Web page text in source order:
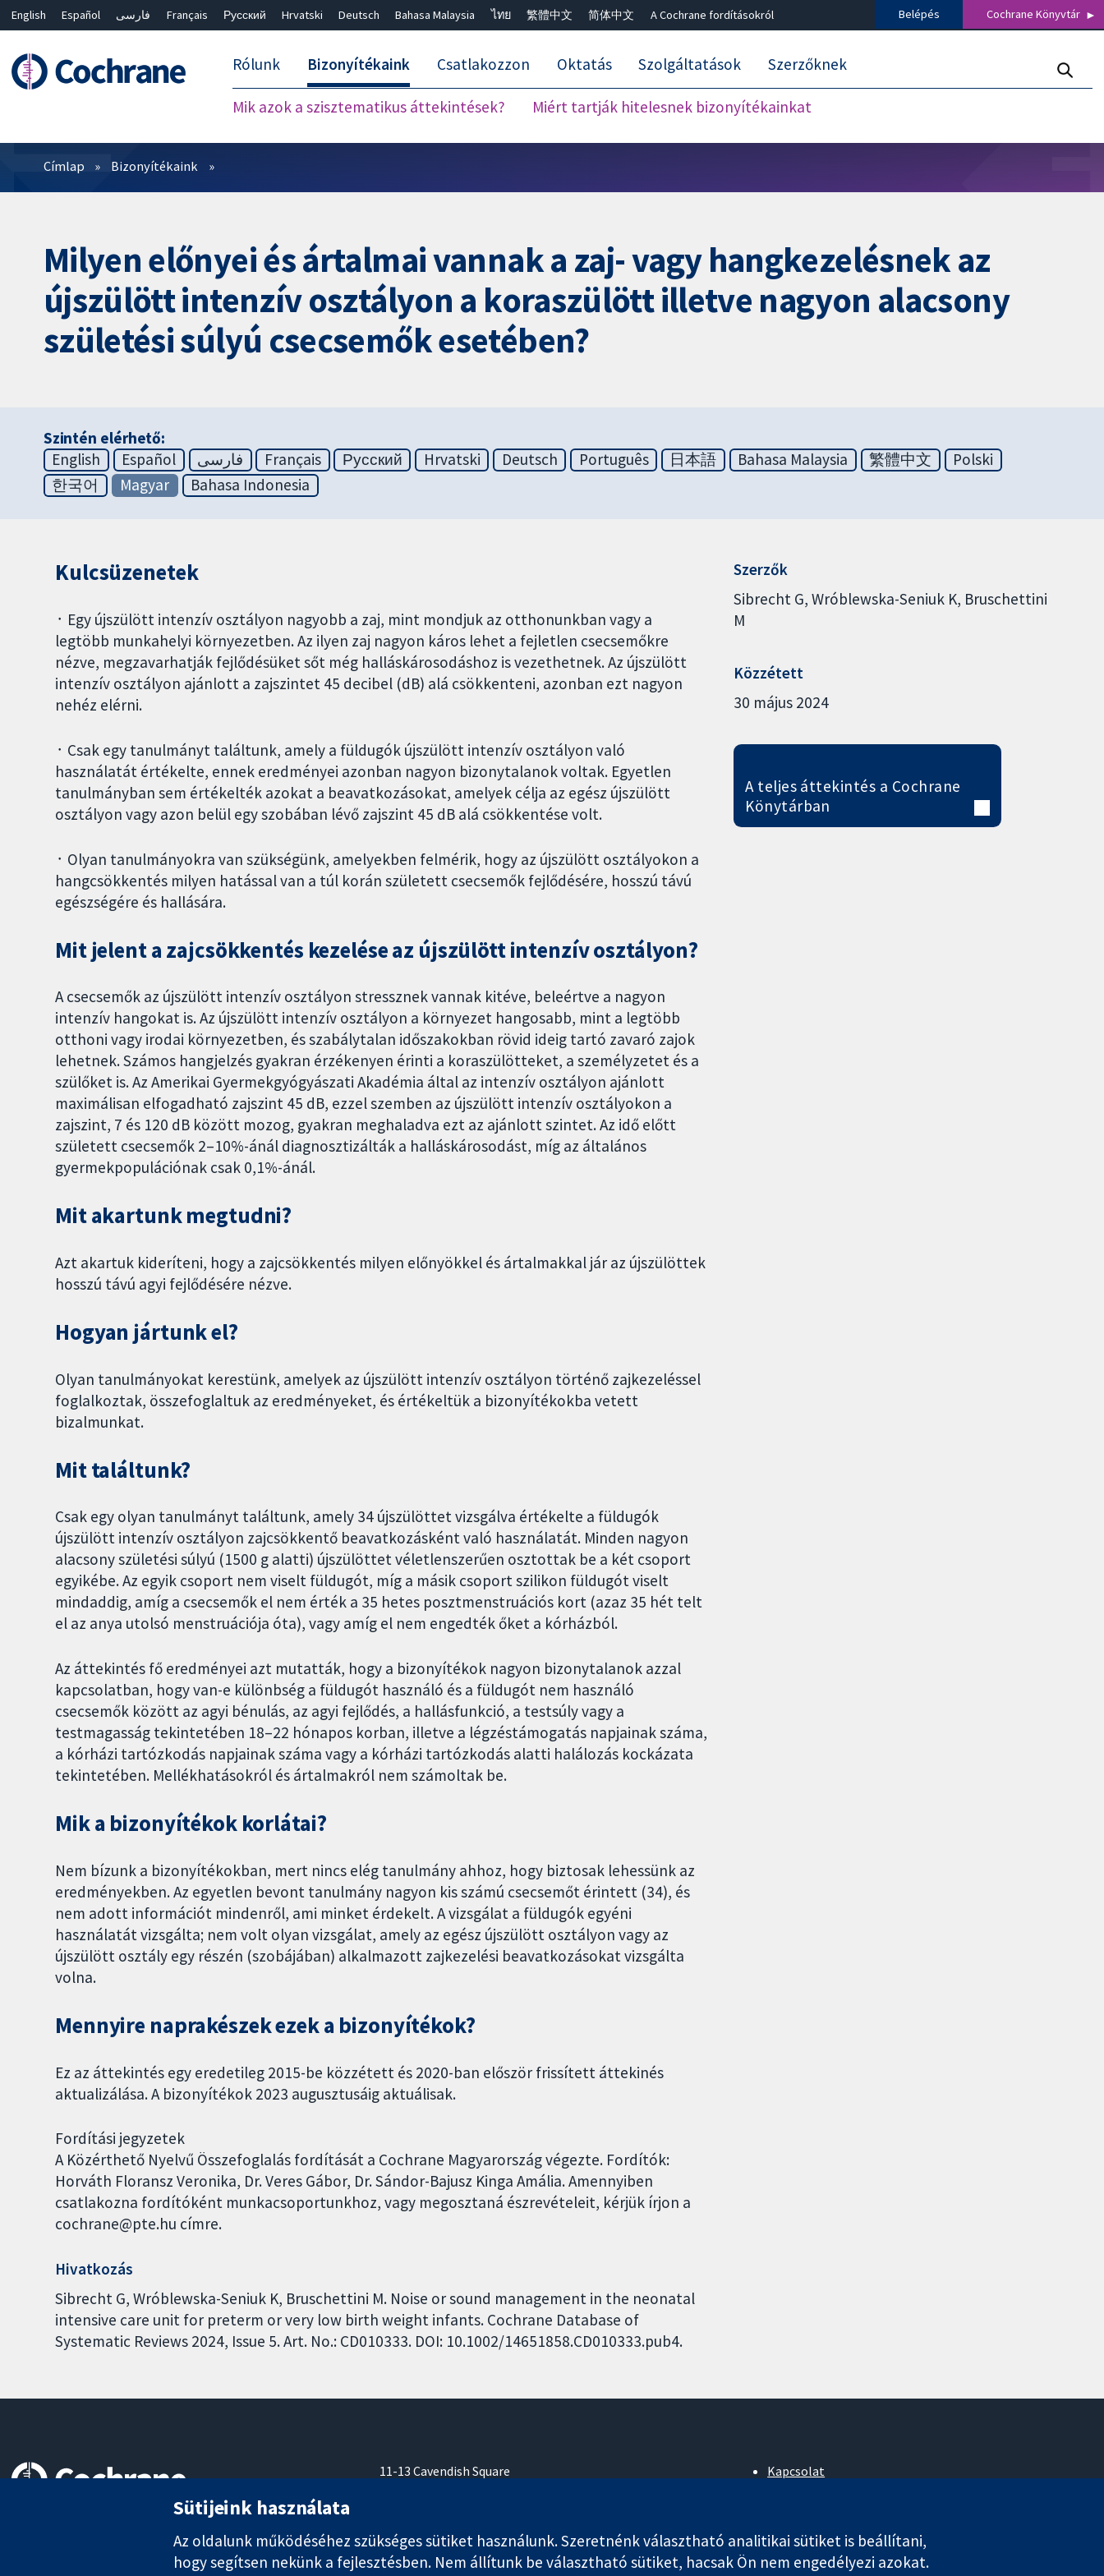
English Español فارسی Français Русский Hrvatski Deutsch Bahasa Malaysia ไทย 繁體中文 简体中文 A Cochrane fordításokról Belépés Cochrane Könyvtár
Rólunk Bizonyítékaink
Mik azok a szisztematikus áttekintések? Miért tartják hitelesnek bizonyítékainkat
Csatlakozzon Oktatás Szolgáltatások Szerzőknek
Szűrők
Címlap Bizonyítékaink
Milyen előnyei és ártalmai vannak a zaj- vagy hangkezelésnek az
újszülött intenzív osztályon a koraszülött illetve nagyon alacsony
születési súlyú csecsemők esetében?
Szintén elérhető:
English
Español فارسی Français Русский Hrvatski Deutsch Português 日本語 Bahasa Malaysia 繁體中文
Polski
한국어
Magyar Bahasa Indonesia
Kulcsüzenetek
᛫ Egy újszülött intenzív osztályon nagyobb a zaj, mint mondjuk az otthonunkban vagy a
legtöbb munkahelyi környezetben. Az ilyen zaj nagyon káros lehet a fejletlen csecsemőkre
nézve, megzavarhatják fejlődésüket sőt még halláskárosodáshoz is vezethetnek. Az újszülött
intenzív osztályon ajánlott a zajszintet 45 decibel (dB) alá csökkenteni, azonban ezt nagyon
nehéz elérni.
᛫ Csak egy tanulmányt találtunk, amely a füldugók újszülött intenzív osztályon való
használatát értékelte, ennek eredményei azonban nagyon bizonytalanok voltak. Egyetlen
tanulmányban sem értékelték azokat a beavatkozásokat, amelyek célja az egész újszülött
osztályon vagy azon belül egy szobában lévő zajszint 45 dB alá csökkentése volt.
᛫ Olyan tanulmányokra van szükségünk, amelyekben felmérik, hogy az újszülött osztályokon a
hangcsökkentés milyen hatással van a túl korán született csecsemők fejlődésére, hosszú távú
egészségére és hallására.
Mit jelent a zajcsökkentés kezelése az újszülött intenzív osztályon?
A csecsemők az újszülött intenzív osztályon stressznek vannak kitéve, beleértve a nagyon
intenzív hangokat is. Az újszülött intenzív osztályon a környezet hangosabb, mint a legtöbb
otthoni vagy irodai környezetben, és szabálytalan időszakokban rövid ideig tartó zavaró zajok
lehetnek. Számos hangjelzés gyakran érzékenyen érinti a koraszülötteket, a személyzetet és a
szülőket is. Az Amerikai Gyermekgyógyászati Akadémia által az intenzív osztályon ajánlott
maximálisan elfogadható zajszint 45 dB, ezzel szemben az újszülött intenzív osztályokon a
zajszint, 7 és 120 dB között mozog, gyakran meghaladva ezt az ajánlott szintet. Az idő előtt
született csecsemők 2–10%-ánál diagnosztizálták a halláskárosodást, míg az általános
gyermekpopulációnak csak 0,1%-ánál.
Mit akartunk megtudni?
Azt akartuk kideríteni, hogy a zajcsökkentés milyen előnyökkel és ártalmakkal jár az újszülöttek
hosszú távú agyi fejlődésére nézve.
Hogyan jártunk el?
Olyan tanulmányokat kerestünk, amelyek az újszülött intenzív osztályon történő zajkezeléssel
foglalkoztak, összefoglaltuk az eredményeket, és értékeltük a bizonyítékokba vetett
bizalmunkat.
Mit találtunk?
Csak egy olyan tanulmányt találtunk, amely 34 újszülöttet vizsgálva értékelte a füldugók
újszülött intenzív osztályon zajcsökkentő beavatkozásként való használatát. Minden nagyon
alacsony születési súlyú (1500 g alatti) újszülöttet véletlenszerűen osztottak be a két csoport
egyikébe. Az egyik csoport nem viselt füldugót, míg a másik csoport szilikon füldugót viselt
mindaddig, amíg a csecsemők el nem érték a 35 hetes posztmenstruációs kort (azaz 35 hét telt
el az anya utolsó menstruációja óta), vagy amíg el nem engedték őket a kórházból.
Az áttekintés fő eredményei azt mutatták, hogy a bizonyítékok nagyon bizonytalanok azzal
kapcsolatban, hogy van-e különbség a füldugót használó és a füldugót nem használó
csecsemők között az agyi bénulás, az agyi fejlődés, a hallásfunkció, a testsúly vagy a
testmagasság tekintetében 18–22 hónapos korban, illetve a légzéstámogatás napjainak száma,
a kórházi tartózkodás napjainak száma vagy a kórházi tartózkodás alatti halálozás kockázata
tekintetében. Mellékhatásokról és ártalmakról nem számoltak be.
Mik a bizonyítékok korlátai?
Nem bízunk a bizonyítékokban, mert nincs elég tanulmány ahhoz, hogy biztosak lehessünk az
eredményekben. Az egyetlen bevont tanulmány nagyon kis számú csecsemőt érintett (34), és
nem adott információt mindenről, ami minket érdekelt. A vizsgálat a füldugók egyéni
használatát vizsgálta; nem volt olyan vizsgálat, amely az egész újszülött osztályon vagy az
újszülött osztály egy részén (szobájában) alkalmazott zajkezelési beavatkozásokat vizsgálta
volna.
Mennyire naprakészek ezek a bizonyítékok?
Ez az áttekintés egy eredetileg 2015-be közzétett és 2020-ban először frissített áttekinés
aktualizálása. A bizonyítékok 2023 augusztusáig aktuálisak.
Fordítási jegyzetek
A Közérthető Nyelvű Összefoglalás fordítását a Cochrane Magyarország végezte. Fordítók:
Horváth Floransz Veronika, Dr. Veres Gábor, Dr. Sándor-Bajusz Kinga Amália. Amennyiben
csatlakozna fordítóként munkacsoportunkhoz, vagy megosztaná észrevételeit, kérjük írjon a
cochrane@pte.hu címre.
Hivatkozás
Sibrecht G, Wróblewska-Seniuk K, Bruschettini M. Noise or sound management in the neonatal
intensive care unit for preterm or very low birth weight infants. Cochrane Database of
Systematic Reviews 2024, Issue 5. Art. No.: CD010333. DOI: 10.1002/14651858.CD010333.pub4.
Szerzők
Sibrecht G Wróblewska-Seniuk K Bruschettini
M
Közzétett
30 május 2024
A teljes áttekintés a Cochrane
Könytárban
11-13 Cavendish Square
Kapcsolat
Állások
Cochrane Library
Sütijeink használata
Az oldalunk működéséhez szükséges sütiket használunk. Szeretnénk választható analitikai sütiket is beállítani,
hogy segítsen nekünk a fejlesztésben. Nem állítunk be választható sütiket, hacsak Ön nem engedélyezi azokat.